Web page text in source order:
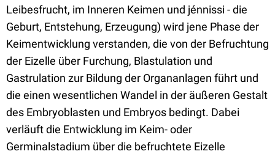
Leibesfrucht, im Inneren Keimen und jénnissi - die
Geburt, Entstehung, Erzeugung) wird jene Phase der
Keimentwicklung verstanden, die von der Befruchtung
der Eizelle über Furchung, Blastulation und
Gastrulation zur Bildung der Organanlagen führt und
die einen wesentlichen Wandel in der äußeren Gestalt
des Embryoblasten und Embryos bedingt. Dabei
verläuft die Entwicklung im Keim- oder
Germinalstadium über die befruchtete Eizelle